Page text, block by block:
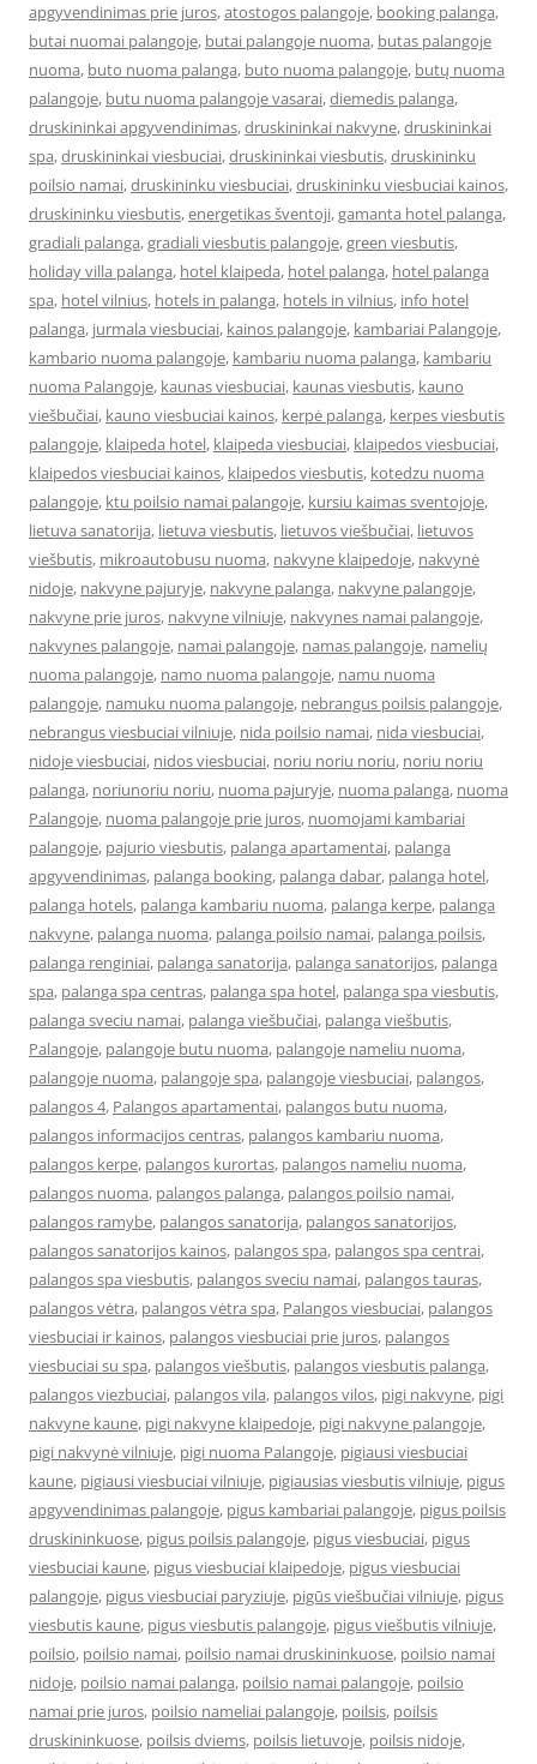
apgyvendinimas prie juros,atostogos palangoje, booking palanga,
butai nuomai palangoje, butai palangoje nuoma, butas palangoje
nuoma, buto nuoma palanga, buto nuoma palangoje, butų nuoma
palangoje, butu nuoma palangoje vasarai,diemedis palanga,
druskininkai apgyvendinimas,druskininkai nakvyne,druskininkai
spa,druskininkai viesbuciai,druskininkai viesbutis,druskininku
poilsio namai,druskininku viesbuciai,druskininku viesbuciai kainos,
druskininku viesbutis,energetikas šventoji,gamanta hotel palanga,
gradiali palanga,gradiali viesbutis palangoje,green viesbutis,
holiday villa palanga, hotel klaipeda, hotel palanga, hotel palanga
spa, hotel vilnius, hotels in palanga, hotels in vilnius, info hotel
palanga, jurmala viesbuciai, kainos palangoje, kambariai Palangoje,
kambario nuoma palangoje, kambariu nuoma palanga, kambariu
nuoma Palangoje, kaunas viesbuciai, kaunas viesbutis, kauno
viešbučiai, kauno viesbuciai kainos, kerpė palanga, kerpes viesbutis
palangoje, klaipeda hotel, klaipeda viesbuciai, klaipedos viesbuciai,
klaipedos viesbuciai kainos, klaipedos viesbutis, kotedzu nuoma
palangoje, ktu poilsio namai palangoje, kursiu kaimas sventojoje,
lietuva sanatorija, lietuva viesbutis, lietuvos viešbučiai, lietuvos
viešbutis, mikroautobusu nuoma, nakvyne klaipedoje, nakvynė
nidoje, nakvyne pajuryje, nakvyne palanga, nakvyne palangoje,
nakvyne prie juros, nakvyne vilniuje, nakvynes namai palangoje,
nakvynes palangoje, namai palangoje, namas palangoje, namelių
nuoma palangoje, namo nuoma palangoje, namu nuoma
palangoje, namuku nuoma palangoje, nebrangus poilsis palangoje,
nebrangus viesbuciai vilniuje, nida poilsio namai, nida viesbuciai,
nidoje viesbuciai, nidos viesbuciai, noriu noriu noriu, noriu noriu
palanga, noriunoriu noriu, nuoma pajuryje, nuoma palanga, nuoma
Palangoje, nuoma palangoje prie juros, nuomojami kambariai
palangoje, pajurio viesbutis, palanga apartamentai, palanga
apgyvendinimas, palanga booking, palanga dabar, palanga hotel,
palanga hotels, palanga kambariu nuoma, palanga kerpe, palanga
nakvyne, palanga nuoma, palanga poilsio namai, palanga poilsis,
palanga renginiai, palanga sanatorija, palanga sanatorijos, palanga
spa, palanga spa centras, palanga spa hotel, palanga spa viesbutis,
palanga sveciu namai, palanga viešbučiai, palanga viešbutis,
Palangoje, palangoje butu nuoma, palangoje nameliu nuoma,
palangoje nuoma, palangoje spa, palangoje viesbuciai, palangos,
palangos 4, Palangos apartamentai, palangos butu nuoma,
palangos informacijos centras, palangos kambariu nuoma,
palangos kerpe, palangos kurortas, palangos nameliu nuoma,
palangos nuoma, palangos palanga, palangos poilsio namai,
palangos ramybe, palangos sanatorija, palangos sanatorijos,
palangos sanatorijos kainos, palangos spa, palangos spa centrai,
palangos spa viesbutis, palangos sveciu namai, palangos tauras,
palangos vėtra, palangos vėtra spa, Palangos viesbuciai, palangos
viesbuciai ir kainos, palangos viesbuciai prie juros, palangos
viesbuciai su spa, palangos viešbutis, palangos viesbutis palanga,
palangos viezbuciai, palangos vila, palangos vilos, pigi nakvyne, pigi
nakvyne kaune, pigi nakvyne klaipedoje, pigi nakvyne palangoje,
pigi nakvynė vilniuje, pigi nuoma Palangoje, pigiausi viesbuciai
kaune, pigiausi viesbuciai vilniuje, pigiausias viesbutis vilniuje, pigus
apgyvendinimas palangoje, pigus kambariai palangoje, pigus poilsis
druskininkuose, pigus poilsis palangoje, pigus viesbuciai, pigus
viesbuciai kaune, pigus viesbuciai klaipedoje, pigus viesbuciai
palangoje, pigus viesbuciai paryziuje, pigūs viešbučiai vilniuje, pigus
viesbutis kaune, pigus viesbutis palangoje, pigus viešbutis vilniuje,
poilsio, poilsio namai, poilsio namai druskininkuose, poilsio namai
nidoje, poilsio namai palanga, poilsio namai palangoje, poilsio
namai prie juros, poilsio nameliai palangoje, poilsis, poilsis
druskininkuose, poilsis dviems, poilsis lietuvoje, poilsis nidoje,